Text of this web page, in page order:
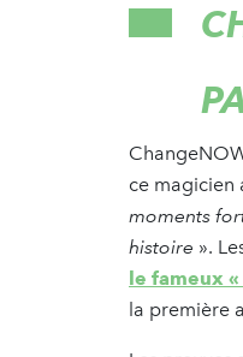
ce magicien
moments
histoire ».
le fameux «
la première